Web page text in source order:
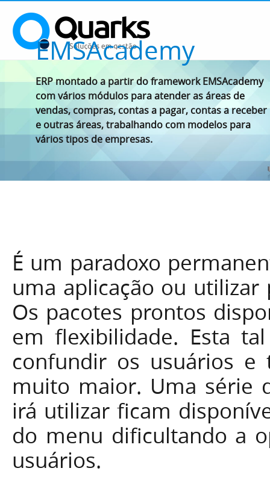
EMSAcademy
ERP montado a partir do framework EMSAcademy
com vários módulos para atender as áreas de
vendas, compras, contas a pagar, contas a receber
e outras áreas, trabalhando com modelos para
vários tipos de empresas.
É um paradoxo
uma aplicação ou
Os pacotes prontos
em flexibilidade. Esta
confundir os usuários e
muito maior. Uma série
irá utilizar ficam
do menu dificultando a
usuários.